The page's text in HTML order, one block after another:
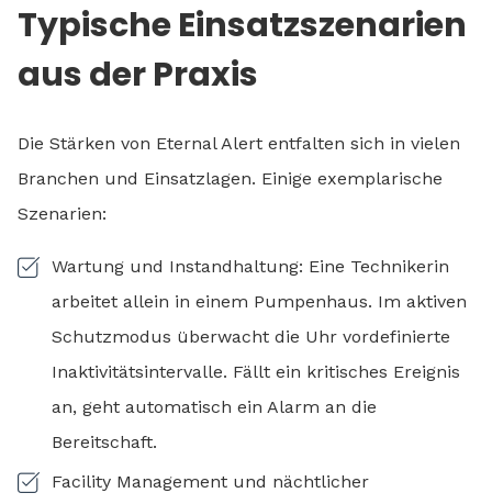
Typische Einsatzszenarien
aus der Praxis
Die Stärken von Eternal Alert entfalten sich in vielen
Branchen und Einsatzlagen. Einige exemplarische
Szenarien:
Wartung und Instandhaltung: Eine Technikerin
arbeitet allein in einem Pumpenhaus. Im aktiven
Schutzmodus überwacht die Uhr vordefinierte
Inaktivitätsintervalle. Fällt ein kritisches Ereignis
an, geht automatisch ein Alarm an die
Bereitschaft.
Facility Management und nächtlicher